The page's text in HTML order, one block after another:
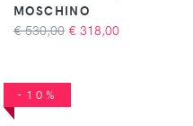
MOSCHINO
€ 530,00 € 318,00
-10%